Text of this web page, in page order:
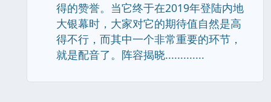
得的赞誉。当它终于在2019年登陆内地
大银幕时，大家对它的期待值自然是高
得不行，而其中一个非常重要的环节，
就是配音了。阵容揭晓.............